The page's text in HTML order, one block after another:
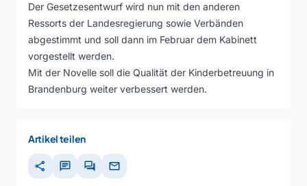
Der Gesetzesentwurf wird nun mit den anderen
Ressorts der Landesregierung sowie Verbänden
abgestimmt und soll dann im Februar dem Kabinett
vorgestellt werden.
Mit der Novelle soll die Qualität der Kinderbetreuung in
Brandenburg weiter verbessert werden.
Artikel teilen
share chat forum mail